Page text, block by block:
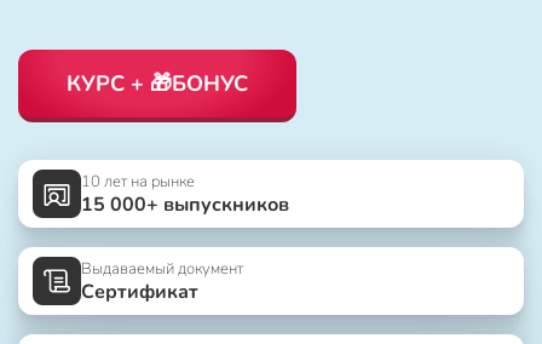
КУРС + 🎁БОНУС
10 лет на рынке
15 000+ выпускников
Выдаваемый документ
Сертификат